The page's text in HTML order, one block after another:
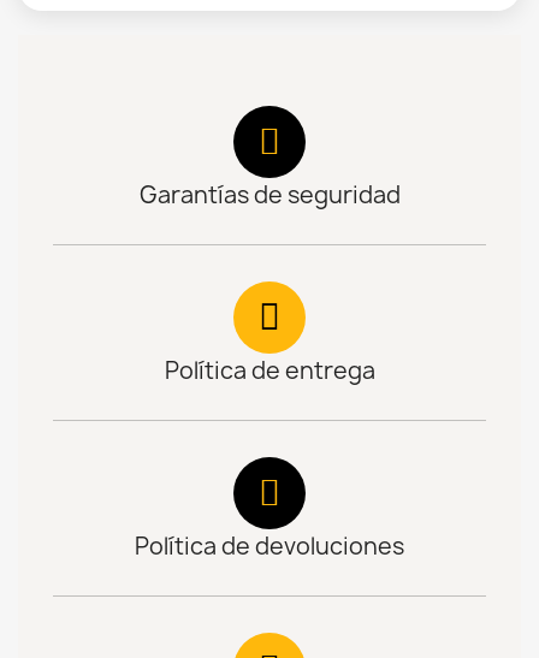
Garantías de seguridad
Política de entrega
Política de devoluciones